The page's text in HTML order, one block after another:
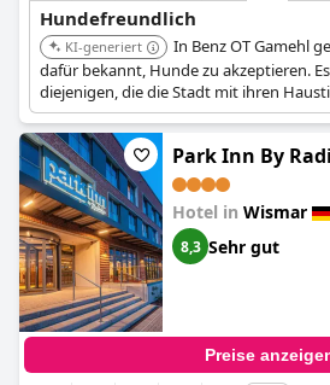
Hundefreundlich
KI-generiert
In Benz OT Gamehl
dafür bekannt, Hunde zu akzeptieren.
diejenigen, die die Stadt mit ihren
möchten.
Park Inn By
Hotel in Wismar
8,3 Sehr gut
Preise